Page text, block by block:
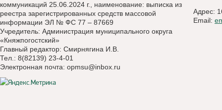
коммуникаций 25.06.2024 г., наименование: выписка из
реестра зарегистрированных средств массовой
информации ЭЛ № ФС 77 – 87669
Учредитель: Администрация муниципального округа
«Княжпогостский»
Главный редактор: Смирнягина И.В.
Тел.: 8(82139) 23-4-01
Электронная почта: opmsu@inbox.ru
Адрес:
Email: